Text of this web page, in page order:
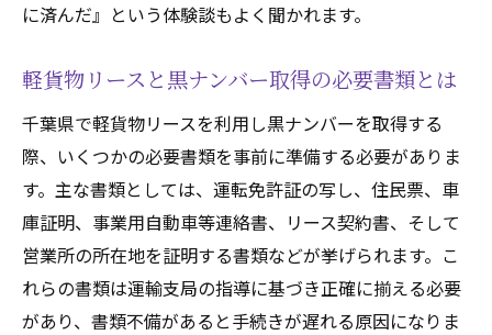
に済んだ』という体験談もよく聞かれます。
軽貨物リースと黒ナンバー取得の必要書類とは
千葉県で軽貨物リースを利用し黒ナンバーを取得する
際、いくつかの必要書類を事前に準備する必要がありま
す。主な書類としては、運転免許証の写し、住民票、車
庫証明、事業用自動車等連絡書、リース契約書、そして
営業所の所在地を証明する書類などが挙げられます。こ
れらの書類は運輸支局の指導に基づき正確に揃える必要
があり、書類不備があると手続きが遅れる原因になりま